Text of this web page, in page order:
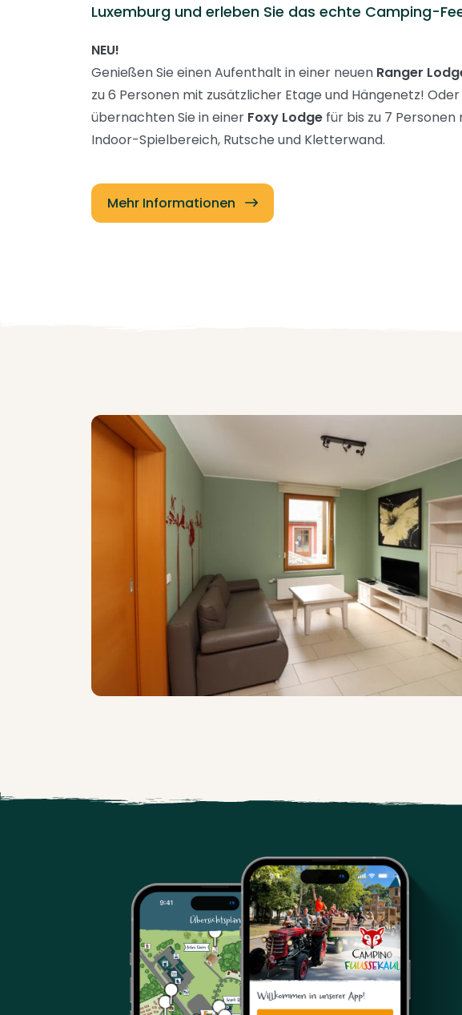
Luxemburg und erleben Sie das echte Camping-
NEU!
Genießen Sie einen Aufenthalt in einer neuen Ranger
zu 6 Personen mit zusätzlicher Etage und Hängenetz! Oder
übernachten Sie in einer Foxy Lodge für bis zu 7 Personen
Indoor-Spielbereich, Rutsche und Kletterwand.
Mehr Informationen